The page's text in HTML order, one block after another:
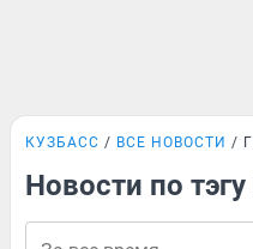
КУЗБАСС ВСЕ НОВОСТИ
Новости по